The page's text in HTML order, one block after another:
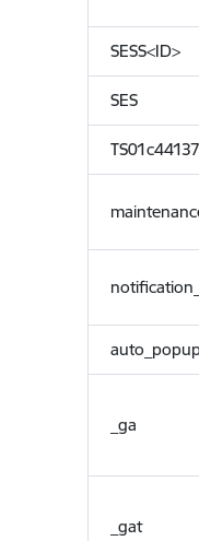
SESS<ID>
SES
TS01c44137
_ga
_gat